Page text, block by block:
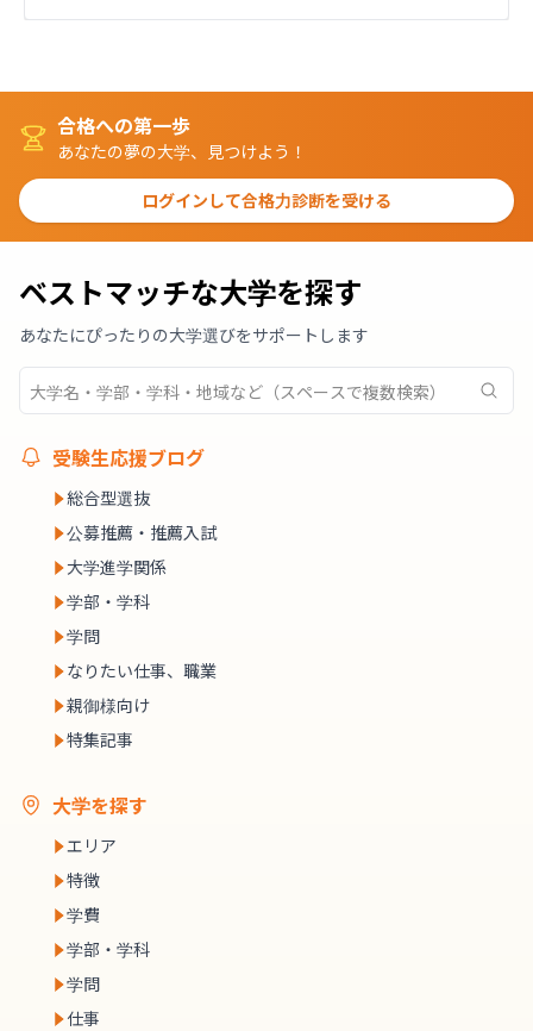
合格への第一歩
あなたの夢の大学、見つけよう！
ログインして合格力診断を受ける
ベストマッチな大学を探す
あなたにぴったりの大学選びをサポートします
受験生応援ブログ
総合型選抜
公募推薦・推薦入試
大学進学関係
学部・学科
学問
なりたい仕事、職業
親御様向け
特集記事
大学を探す
エリア
特徴
学費
学部・学科
学問
仕事